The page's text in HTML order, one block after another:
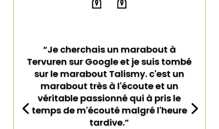
“Je cherchais un marabout à
Tervuren sur Google et je suis tombé
sur le marabout Talismy. c'est un
marabout très à l'écoute et un
véritable passionné qui à pris le
temps de m'écouté malgré l'heure
tardive.”